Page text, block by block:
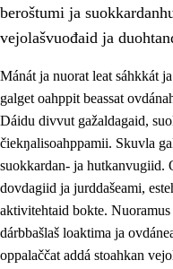
1. Oahpahusa
1.1 Olmmošárvu
1.2 Identitehta ja
1.3 Kritihkalaš
1.4 Hutkanillu,
beroštumi ja
vejolašvuođaid ja
Mánát ja nuorat leat sáhkkát
galget oahppit beassat
Dáidu divvut gažaldagaid,
čiekŋalisoahppamii. Skuvla
suokkardan- ja hutkanvugiid.
dovdagiid ja jurddašeami,
aktivitehtaid bokte.
dárbbašlaš loaktima ja
oppalaččat addá stoahkan